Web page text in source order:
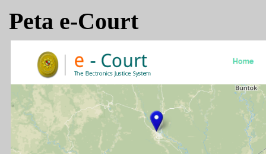
Peta e-Court